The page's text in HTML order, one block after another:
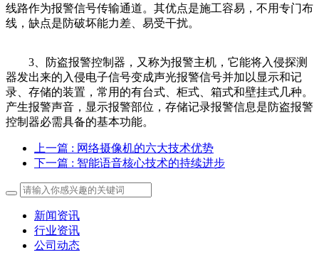
线路作为报警信号传输通道。其优点是施工容易，不用专门布
线，缺点是防破坏能力差、易受干扰。
3、防盗报警控制器，又称为报警主机，它能将入侵探测
器发出来的入侵电子信号变成声光报警信号并加以显示和记
录、存储的装置，常用的有台式、柜式、箱式和壁挂式几种。
产生报警声音，显示报警部位，存储记录报警信息是防盗报警
控制器必需具备的基本功能。
上一篇 : 网络摄像机的六大技术优势
下一篇 : 智能语音核心技术的持续进步
新闻资讯
行业资讯
公司动态